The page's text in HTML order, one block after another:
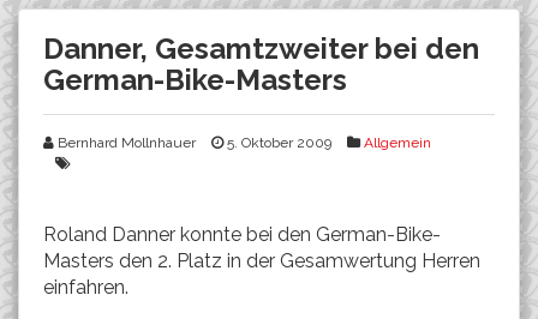
Danner, Gesamtzweiter bei den
German-Bike-Masters
Bernhard Mollnhauer 5. Oktober 2009 Allgemein
Roland Danner konnte bei den German-Bike-
Masters den 2. Platz in der Gesamwertung Herren
einfahren.